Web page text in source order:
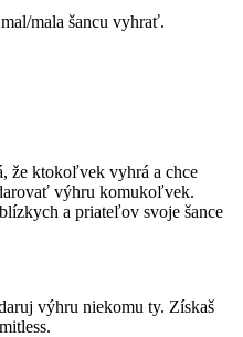
mala šancu vyhrať.
že ktokoľvek vyhrá a chce
výhru komukoľvek.
a priateľov svoje šance
výhru niekomu ty. Získaš